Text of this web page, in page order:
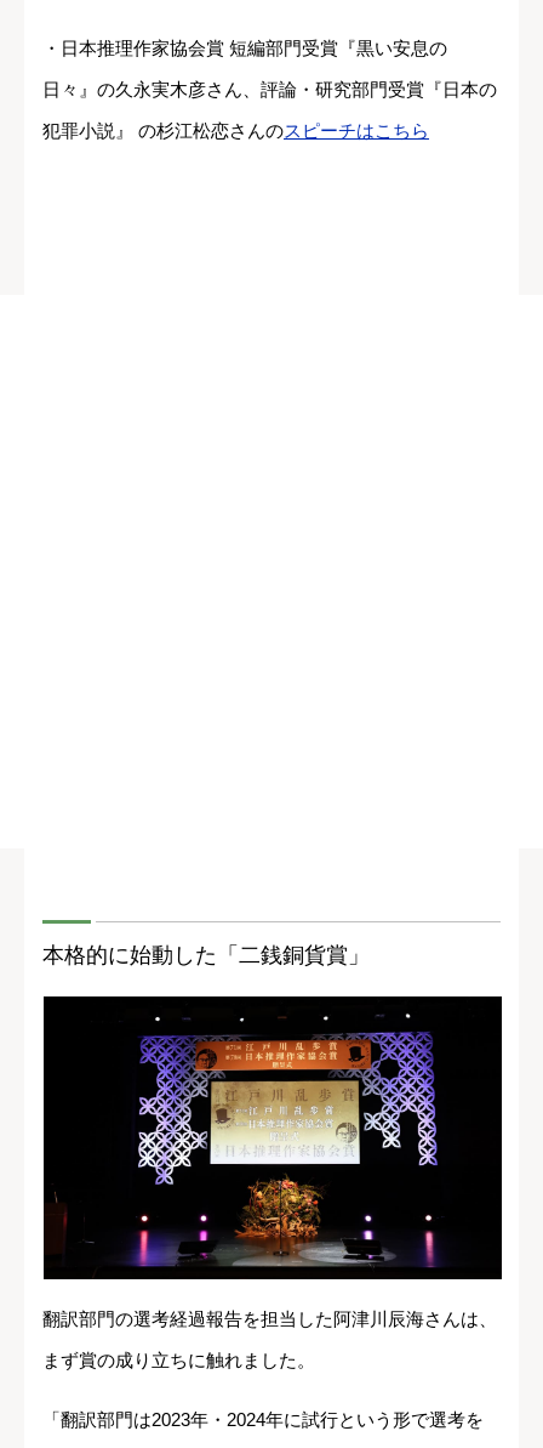
・日本推理作家協会賞 短編部門受賞『黒い安息の
日々』の久永実木彦さん、評論・研究部門受賞『日本の
犯罪小説』 の杉江松恋さんのスピーチはこちら
本格的に始動した「二銭銅貨賞」
翻訳部門の選考経過報告を担当した阿津川辰海さんは、
まず賞の成り立ちに触れました。
「翻訳部門は2023年・2024年に試行という形で選考を